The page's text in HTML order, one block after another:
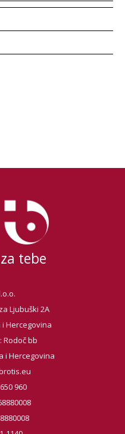
tebe
Ljubuški 2A
i Hercegovina
Rodoč bb
i Hercegovina
960